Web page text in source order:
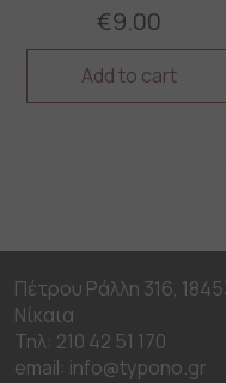
€9.00
Add to cart
options
be
chosen
on
the
Πέτρου Ράλλη 316,
Νίκαια
Τηλ: 210 42 51 170
email: info@typono.gr